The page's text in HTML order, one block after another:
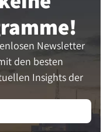
Newsletter
den besten
Insights der